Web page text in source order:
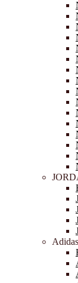
Adidas